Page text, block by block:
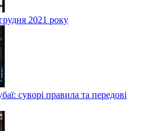
2021 року
суворі правила та передові